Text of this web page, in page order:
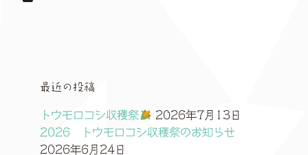
最近の投稿
トウモロコシ収穫祭
2026年7月13日
2026 トウモロコシ収穫祭のお知らせ
2026年6月24日